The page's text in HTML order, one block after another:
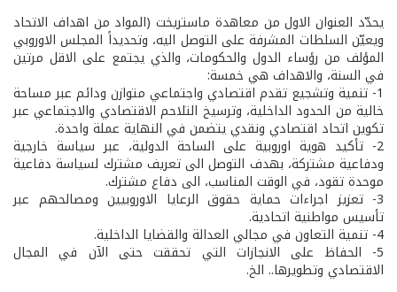
يحدّد العنوان الاول من معاهدة ماستريخت (المواد من اهداف الاتحاد
ويعيّن السلطات المشرفة على التوصل اليه، وتحديداً المجلس الاوروبي
المؤلف من رؤساء الدول والحكومات، والذي يجتمع على الاقل مرتين
في السنة، والاهداف هي خمسة:
1- تنمية وتشجيع تقدم اقتصادي واجتماعي متوازن ودائم عبر مساحة
خالية من الحدود الداخلية، وترسيخ التلاحم الاقتصادي والاجتماعي عبر
تكوين اتحاد اقتصادي ونقدي يتضمن في النهاية عملة واحدة.
2- تأكيد هوية اوروبية على الساحة الدولية، عبر سياسة خارجية
ودفاعية مشتركة، بهدف التوصل الى تعريف مشترك لسياسة دفاعية
موحدة تقود، في الوقت المناسب، الى دفاع مشترك.
3- تعزيز اجراءات حماية حقوق الرعايا الاوروبيين ومصالحهم عبر
تأسيس مواطنية اتحادية.
4- تنمية التعاون في مجالي العدالة والقضايا الداخلية.
5- الحفاظ على الانجازات التي تحققت حتى الآن في المجال
الاقتصادي وتطويرها.. الخ.